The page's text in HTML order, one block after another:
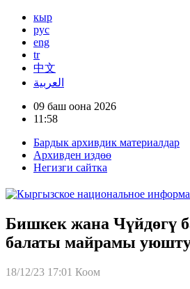
кыр
рус
eng
tr
中文
العربية
09 баш оона 2026
11:58
Бардык архивдик материалдар
Архивден издөө
Негизги сайтка
Бишкек жана Чүйдөгү
балаты майрамы
18/12/23 17:01 Коом